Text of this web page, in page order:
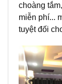
choàng
miễn phí...
tuyệt đối